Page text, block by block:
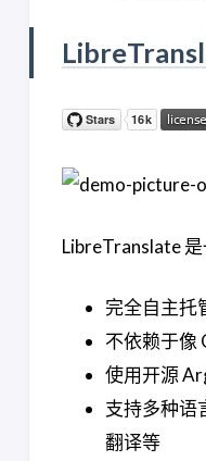
LibreTranslate
完全自主托
不依赖于像
使用开源
支持多种语
翻译等